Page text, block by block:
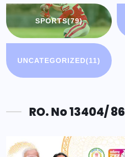
SPORTS(79)
UNCATEGORIZED(11)
RO. No 13404/ 86